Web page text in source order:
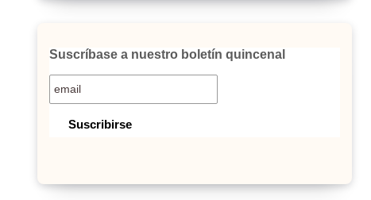
Suscríbase a nuestro boletín quincenal